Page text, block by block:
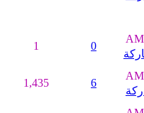
0
1
6
1,435